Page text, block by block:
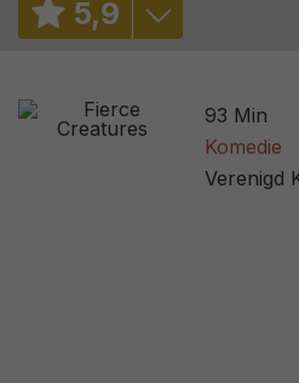
5,9
6,4/ 26149
53%
93 Min
Komedie
Verenigd